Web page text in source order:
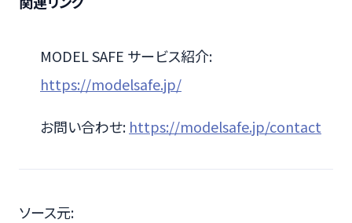
MODEL SAFE サービス紹介:
https://modelsafe.jp/
お問い合わせ: https://modelsafe.jp/contact
ソース元: